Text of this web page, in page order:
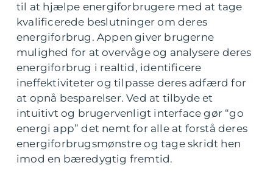
til at hjælpe energiforbrugere med at tage
kvalificerede beslutninger om deres
energiforbrug. Appen giver brugerne
mulighed for at overvåge og analysere deres
energiforbrug i realtid, identificere
ineffektiviteter og tilpasse deres adfærd for
at opnå besparelser. Ved at tilbyde et
intuitivt og brugervenligt interface gør “go
energi app” det nemt for alle at forstå deres
energiforbrugsmønstre og tage skridt hen
imod en bæredygtig fremtid.